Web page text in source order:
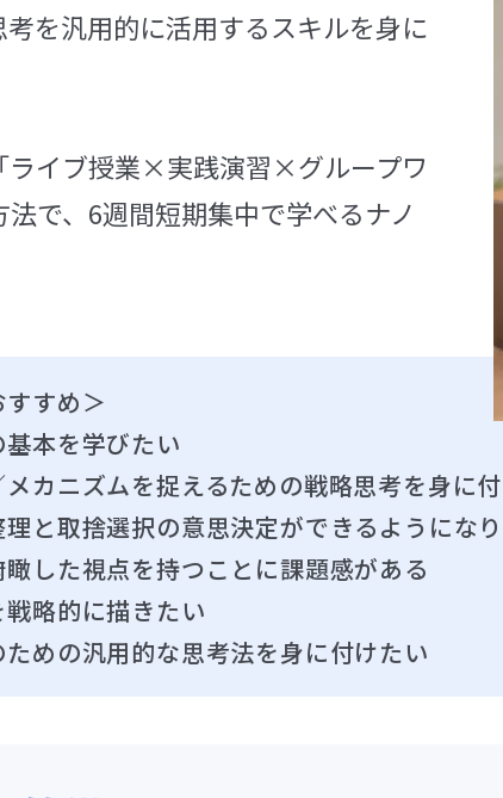
を汎用的に活用するスキルを身に
ライブ授業×実践演習×グループワ
で、6週間短期集中で学べるナノ
すめ＞
本を学びたい
メカニズムを捉えるための戦略思考を身に
理と取捨選択の意思決定ができるようにな
瞰した視点を持つことに課題感がある
略的に描きたい
ための汎用的な思考法を身に付けたい